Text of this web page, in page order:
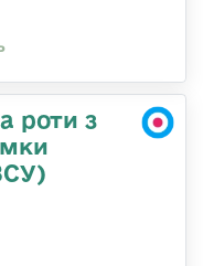
роти з